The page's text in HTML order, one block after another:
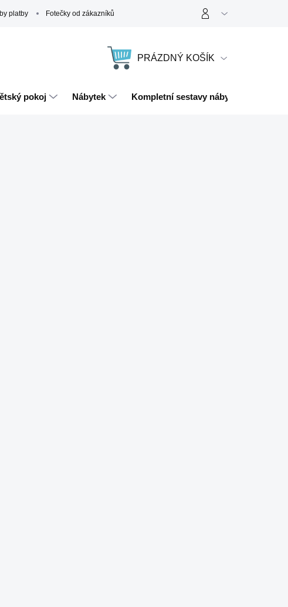
platby Fotečky od zákazníků
NÁKUPNÍ
PRÁZDNÝ KOŠÍK
pokoj Nábytek Kompletní sestavy nábytku